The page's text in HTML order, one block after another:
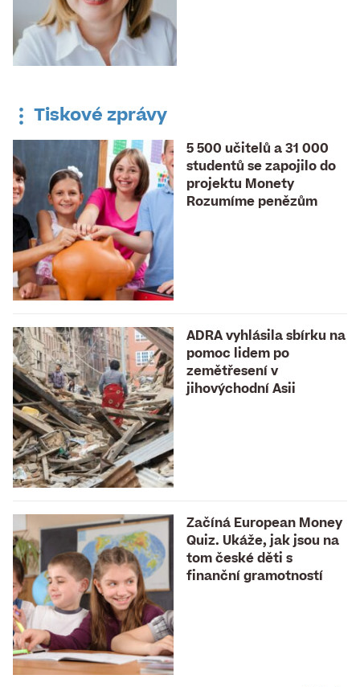
Tiskové zprávy
5 500 učitelů a 31 000
studentů se zapojilo do
projektu Monety
Rozumíme penězům
ADRA vyhlásila sbírku na
pomoc lidem po
zemětřesení v
jihovýchodní Asii
Začíná European Money
Quiz. Ukáže, jak jsou na
tom české děti s
finanční gramotností